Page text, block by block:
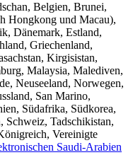
Belgien, Brunei,
Hongkong und Macau),
Dänemark, Estland,
Griechenland,
Kirgisistan,
Malaysia, Malediven,
Neuseeland, Norwegen,
San Marino,
Südafrika, Südkorea,
Schweiz, Tadschikistan,
Vereinigte
Saudi-Arabien